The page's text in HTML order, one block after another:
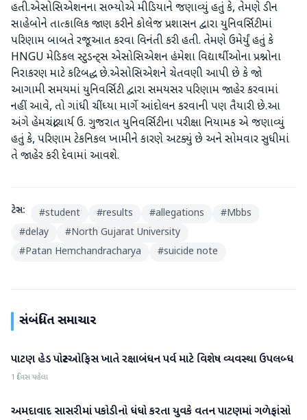
હતી.એસોસિએશનના સભ્યોએ મીડિયાને જણાવ્યું હતું કે, તેમણે ડીન
સાહેબોને તાત્કાલિક જાણ કરીને કોલેજ પ્રશાસન દ્વારા યુનિવર્સિટીમાં
પરિણામ બાબતે રજૂઆત કરવા વિનંતી કરી હતી. તેમણે ઉમેર્યું હતું કે
HNGU મેડિકલ સ્ટુડન્ટ્સ એસોસિએશન હંમેશા વિદ્યાર્થીઓના પ્રશ્નોના
નિરાકરણ માટે કટિબદ્ધ છે.એસોસિએશને ચેતવણી આપી છે કે જો
આગામી સમયમાં યુનિવર્સિટી દ્વારા સમયસર પરિણામ જાહેર કરવામાં
નહીં આવે, તો ગાંધી ચીંધ્યા માર્ગે આંદોલન કરવાની પણ તૈયારી છે.આ
અંગે હેમચંદ્રાચાર્ય ઉ. ગુજરાત યુનિવર્સિટીના પરીક્ષા નિયામક એ જણાવ્યું
હતું કે, પરિણામ ટેકનિકલ ખામીને કારણે અટક્યું છે અને સોમવાર સુધીમાં
તે જાહેર કરી દેવામાં આવશે.
ટેગ્સ: #student #results #allegations #Mbbs
#delay #North Gujarat University
#Patan Hemchandracharya #suicide note
સંબંધિત સમાચાર
પાટણ
પાટણ હેડ પોસ્ટઓફિસ ખાતે રક્ષાબંધન પર્વ માટે વિશેષ વ્યવસ્થા ઉપલબ્ધ
1 દિવસ પહેલા
પાટણ
અમદાવાદ સાસરીમાં પકોડીનો ધંધો કરતા યુવકે વતન પાટણમાં ગળેફાંસો